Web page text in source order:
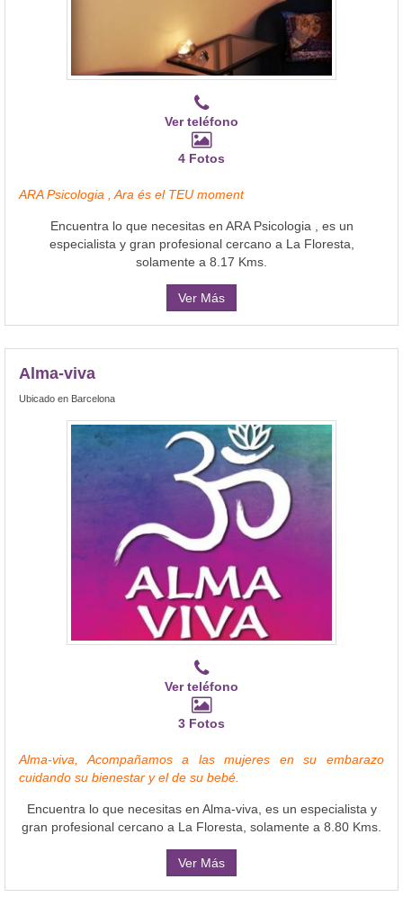
Ver teléfono
4 Fotos
ARA Psicologia , Ara és el TEU moment
Encuentra lo que necesitas en ARA Psicologia , es un
especialista y gran profesional cercano a La Floresta,
solamente a 8.17 Kms.
Ver Más
Alma-viva
Ubicado en Barcelona
Ver teléfono
3 Fotos
Alma-viva, Acompañamos a las mujeres en su embarazo
cuidando su bienestar y el de su bebé.
Encuentra lo que necesitas en Alma-viva, es un especialista y
gran profesional cercano a La Floresta, solamente a 8.80 Kms.
Ver Más